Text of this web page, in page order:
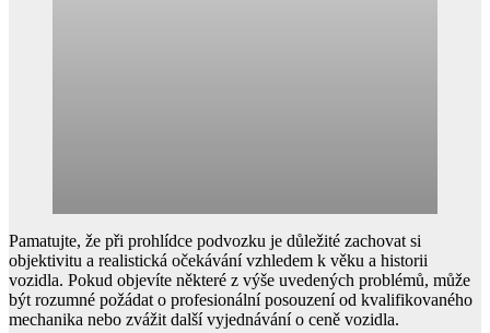
Pamatujte, že při prohlídce podvozku je důležité zachovat si
objektivitu a realistická očekávání vzhledem k věku a historii
vozidla. Pokud objevíte některé z výše uvedených problémů, může
být rozumné požádat o profesionální posouzení od kvalifikovaného
mechanika nebo zvážit další vyjednávání o ceně vozidla.